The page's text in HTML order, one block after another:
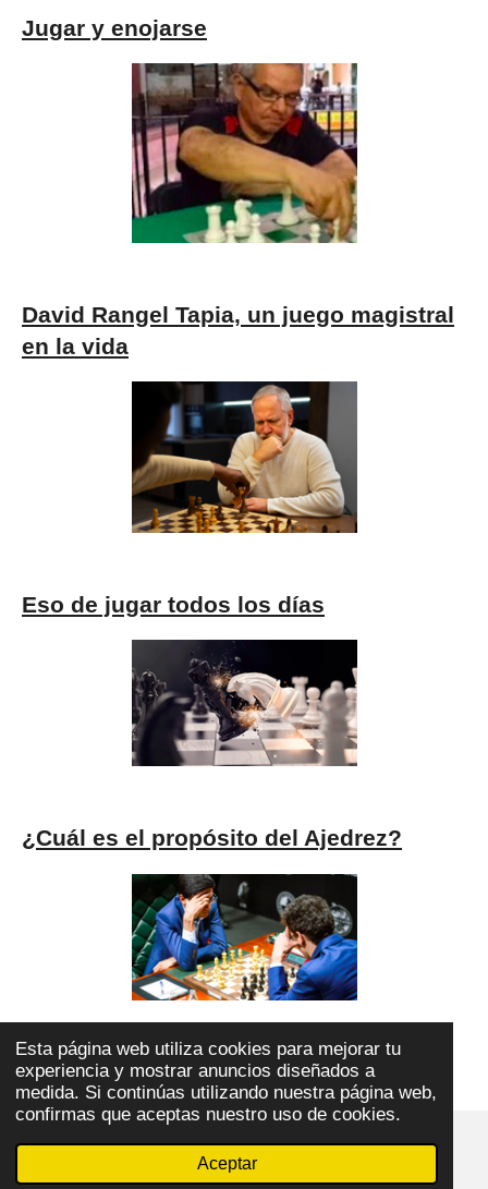
Esta página web utiliza cookies para mejorar tu
experiencia y mostrar anuncios diseñados a
medida. Si continúas utilizando nuestra página web,
confirmas que aceptas nuestro uso de cookies.
Aceptar
Jugar y enojarse
David Rangel Tapia, un juego magistral
en la vida
Eso de jugar todos los días
¿Cuál es el propósito del Ajedrez?
Sobre el Ajedrez y sus destrezas
© 2023 - 2026 ajedrezpoliticoslp